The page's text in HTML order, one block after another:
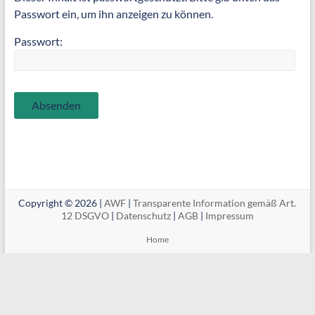
Passwort ein, um ihn anzeigen zu können.
Passwort:
Copyright © 2026 |AWF |Transparente Information gemäß Art.
12 DSGVO| Datenschutz| AGB| Impressum
Home